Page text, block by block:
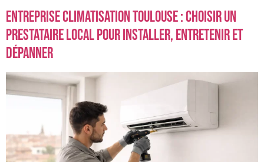
Entreprise climatisation toulouse : choisir un
prestataire local pour installer, entretenir et
dépanner